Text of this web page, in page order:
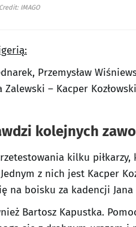
Credit: IMAGO
Przemysław
– Kacper
kolejnych
kilku piłkarzy,
z nich jest Kacper
na boisku za kadencji Jana
Bartosz Kapustka.